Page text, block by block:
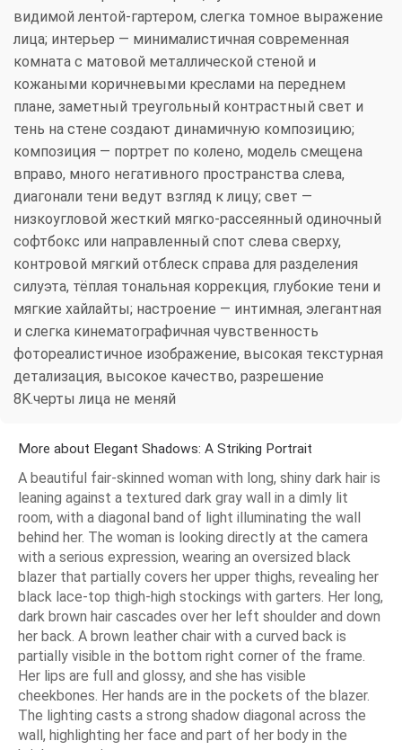
видимой лентой-гартером, слегка томное выражение
лица; интерьер — минималистичная современная
комната с матовой металлической стеной и
кожаными коричневыми креслами на переднем
плане, заметный треугольный контрастный свет и
тень на стене создают динамичную композицию;
композиция — портрет по колено, модель смещена
вправо, много негативного пространства слева,
диагонали тени ведут взгляд к лицу; свет —
низкоугловой жесткий мягко-рассеянный одиночный
софтбокс или направленный спот слева сверху,
контровой мягкий отблеск справа для разделения
силуэта, тёплая тональная коррекция, глубокие тени и
мягкие хайлайты; настроение — интимная, элегантная
и слегка кинематографичная чувственность
фотореалистичное изображение, высокая текстурная
детализация, высокое качество, разрешение
8K.черты лица не меняй
More about Elegant Shadows: A Striking Portrait
A beautiful fair-skinned woman with long, shiny dark hair is
leaning against a textured dark gray wall in a dimly lit
room, with a diagonal band of light illuminating the wall
behind her. The woman is looking directly at the camera
with a serious expression, wearing an oversized black
blazer that partially covers her upper thighs, revealing her
black lace-top thigh-high stockings with garters. Her long,
dark brown hair cascades over her left shoulder and down
her back. A brown leather chair with a curved back is
partially visible in the bottom right corner of the frame.
Her lips are full and glossy, and she has visible
cheekbones. Her hands are in the pockets of the blazer.
The lighting casts a strong shadow diagonal across the
wall, highlighting her face and part of her body in the